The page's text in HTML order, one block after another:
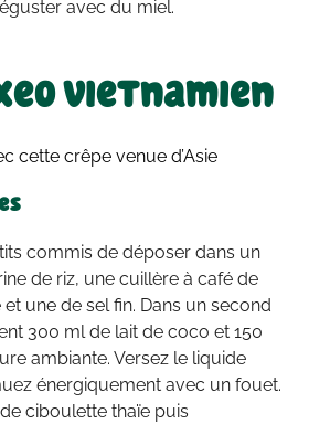
avec du miel.
vietnamien
commis de déposer dans un
de riz, une cuillère à café de
une de sel fin. Dans un second
300 ml de lait de coco et 150
ambiante. Versez le liquide
énergiquement avec un fouet.
ciboulette thaïe puis